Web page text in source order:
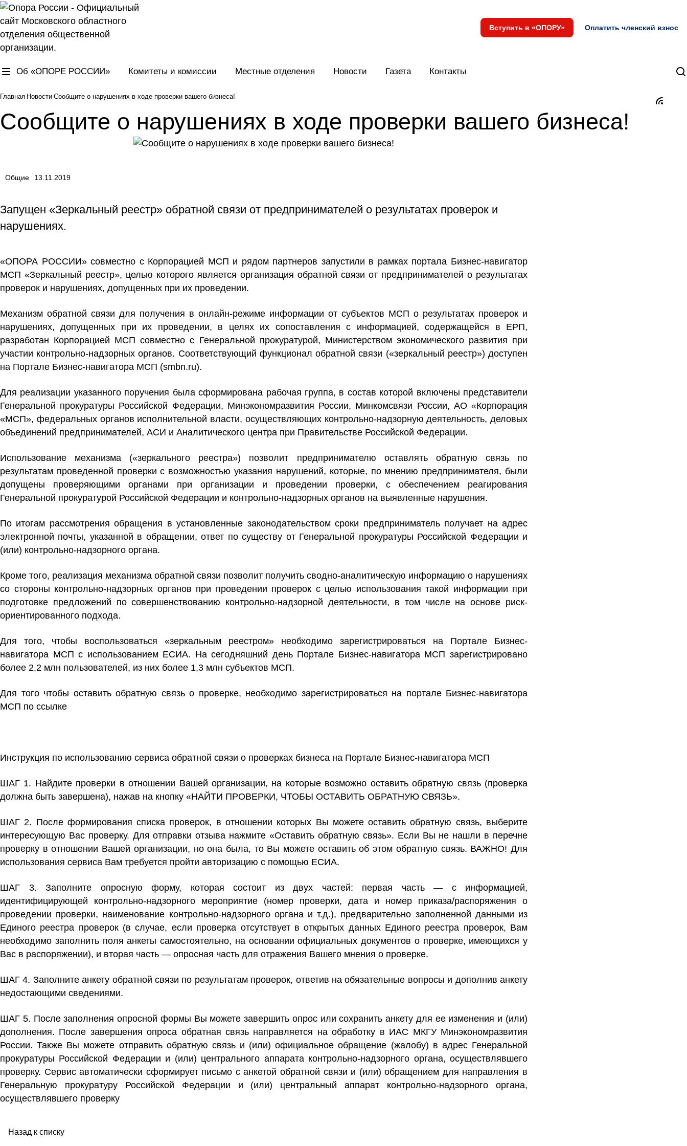
Вступить в «ОПОРУ» Оплатить членский взнос
Об «ОПОРЕ РОССИИ» Комитеты и комиссии Местные отделения Новости Газета Контакты
Главная Новости Сообщите о нарушениях в ходе проверки вашего бизнеса!
Сообщите о нарушениях в ходе проверки вашего бизнеса!
Общие 13.11.2019
Запущен «Зеркальный реестр» обратной связи от предпринимателей о результатах проверок и
нарушениях.
«ОПОРА РОССИИ» совместно с Корпорацией МСП и рядом партнеров запустили в рамках портала Бизнес-навигатор
МСП «Зеркальный реестр», целью которого является организация обратной связи от предпринимателей о результатах
проверок и нарушениях, допущенных при их проведении.
Механизм обратной связи для получения в онлайн-режиме информации от субъектов МСП о результатах проверок и
нарушениях, допущенных при их проведении, в целях их сопоставления с информацией, содержащейся в ЕРП,
разработан Корпорацией МСП совместно с Генеральной прокуратурой, Министерством экономического развития при
участии контрольно-надзорных органов. Соответствующий функционал обратной связи («зеркальный реестр») доступен
на Портале Бизнес-навигатора МСП (smbn.ru).
Для реализации указанного поручения была сформирована рабочая группа, в состав которой включены представители
Генеральной прокуратуры Российской Федерации, Минэкономразвития России, Минкомсвязи России, АО «Корпорация
«МСП», федеральных органов исполнительной власти, осуществляющих контрольно-надзорную деятельность, деловых
объединений предпринимателей, АСИ и Аналитического центра при Правительстве Российской Федерации.
Использование механизма («зеркального реестра») позволит предпринимателю оставлять обратную связь
по
результатам проведенной проверки с возможностью указания нарушений, которые, по мнению предпринимателя, были
допущены проверяющими органами при организации и проведении проверки, с обеспечением реагирования
Генеральной прокуратурой Российской Федерации и контрольно-надзорных органов на выявленные нарушения.
По итогам рассмотрения обращения в установленные законодательством сроки предприниматель получает на адрес
электронной почты, указанной в обращении,ответ по существу от Генеральной прокуратуры Российской Федерации и
(или) контрольно-надзорного органа.
Кроме того, реализация механизма обратной связи позволит получить сводно-аналитическую информацию о нарушениях
со стороны контрольно-надзорных органов при проведении проверок с целью использования такой информации при
подготовке предложений посовершенствованию контрольно-надзорной деятельности, в том числе на основе риск-
ориентированного подхода.
Для того, чтобы воспользоваться «зеркальным реестром» необходимо зарегистрироваться на Портале Бизнес-
навигатора МСП с использованием ЕСИА. На сегодняшний день Портале Бизнес-навигатора МСП зарегистрировано
более 2,2 млн пользователей, из них более 1,3 млн субъектов МСП.
Для того чтобы оставить обратную связь о проверке, необходимо зарегистрироваться на портале Бизнес-навигатора
МСП по ссылке
Инструкция по использованию сервиса обратной связи о проверках бизнеса на Портале Бизнес-навигатора МСП
ШАГ 1. Найдите проверки в отношении Вашей организации, на которые возможно оставить обратную связь (проверка
должна быть завершена), нажав на кнопку «НАЙТИ ПРОВЕРКИ, ЧТОБЫ ОСТАВИТЬ ОБРАТНУЮ СВЯЗЬ».
ШАГ 2. После формирования списка проверок, в отношении которых Вы можете оставить обратную связь, выберите
интересующую Вас проверку. Для отправки отзыва нажмите «Оставить обратную связь». Если Вы не нашли в перечне
проверку в отношении Вашей организации, но она была, то Вы можете оставить об этом обратную связь. ВАЖНО! Для
использования сервиса Вам требуется пройти авторизацию с помощью ЕСИА.
ШАГ 3. Заполните опросную форму, которая состоит из двух частей: первая часть — с информацией,
идентифицирующей контрольно-надзорного мероприятие (номер проверки, дата и номер приказа/распоряжения о
проведении проверки, наименование контрольно-надзорного органа и т.д.), предварительно заполненной данными из
Единого реестра проверок (в случае, если проверка отсутствует в открытых данных Единого реестра проверок, Вам
необходимо заполнить поля анкеты самостоятельно, на основании официальных документов о проверке, имеющихся у
Вас в распоряжении), и вторая часть — опросная часть для отражения Вашего мнения о проверке.
ШАГ 4. Заполните анкету обратной связи по результатам проверок, ответив на обязательные вопросы и дополнив анкету
недостающими сведениями.
ШАГ 5. После заполнения опросной формы Вы можете завершить опрос или сохранить анкету для ее изменения и (или)
дополнения. После завершения опроса обратная связь направляется на обработку в ИАС МКГУ Минэкономразвития
России. Также Вы можете отправить обратную связь и (или) официальное обращение (жалобу) в адрес Генеральной
прокуратуры Российской Федерации и (или) центрального аппарата контрольно-надзорного органа, осуществлявшего
проверку. Сервис автоматически сформирует письмо с анкетой обратной связи и (или) обращением для направления в
Генеральную прокуратуру Российской Федерации и (или) центральный аппарат контрольно-надзорного органа,
осуществлявшего проверку
Назад к списку